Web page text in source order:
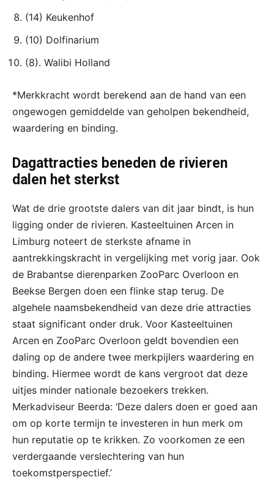
(14) Keukenhof
(10) Dolfinarium
(8). Walibi Holland
*Merkkracht wordt berekend aan de hand van een
ongewogen gemiddelde van geholpen bekendheid,
waardering en binding.
Dagattracties beneden de rivieren
dalen het sterkst
Wat de drie grootste dalers van dit jaar bindt, is hun
ligging onder de rivieren. Kasteeltuinen Arcen in
Limburg noteert de sterkste afname in
aantrekkingskracht in vergelijking met vorig jaar. Ook
de Brabantse dierenparken ZooParc Overloon en
Beekse Bergen doen een flinke stap terug. De
algehele naamsbekendheid van deze drie attracties
staat significant onder druk. Voor Kasteeltuinen
Arcen en ZooParc Overloon geldt bovendien een
daling op de andere twee merkpijlers waardering en
binding. Hiermee wordt de kans vergroot dat deze
uitjes minder nationale bezoekers trekken.
Merkadviseur Beerda: ‘Deze dalers doen er goed aan
om op korte termijn te investeren in hun merk om
hun reputatie op te krikken. Zo voorkomen ze een
verdergaande verslechtering van hun
toekomstperspectief.’